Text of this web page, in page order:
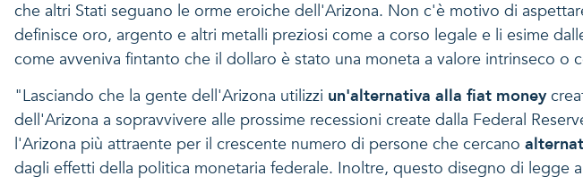
che altri Stati seguano le orme eroiche dell'Arizona. Non c'è motivo di
definisce oro, argento e altri metalli preziosi come a corso legale e li esime
come avveniva fintanto che il dollaro è stato una moneta a valore intrinseco o
"Lasciando che la gente dell'Arizona utilizzi un'alternativa alla fiat money
dell'Arizona a sopravvivere alle prossime recessioni create dalla Federal
l'Arizona più attraente per il crescente numero di persone che cercano
dagli effetti della politica monetaria federale. Inoltre, questo disegno di legge